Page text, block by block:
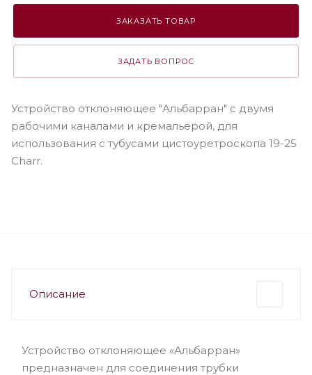
ЗАКАЗАТЬ ТОВАР
ЗАДАТЬ ВОПРОС
Устройство отклоняющее "Альбарран" с двумя
рабочими каналами и кремальерой, для
использования с тубусами цистоуретроскопа 19-25
Charr.
Описание
Устройство отклоняющее «Альбарран»
предназначен для соединения трубки